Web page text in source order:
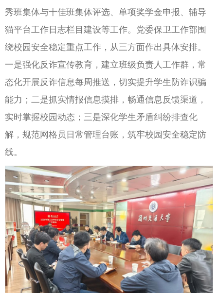
秀班集体与十佳班集体评选、单项奖学金申报、辅导
猫平台工作日志栏目建设等工作。党委保卫工作部围
绕校园安全稳定重点工作，从三方面作出具体安排。
一是强化反诈宣传教育，建立班级负责人工作群，常
态化开展反诈信息每周推送，切实提升学生防诈识骗
能力；二是抓实情报信息摸排，畅通信息反馈渠道，
实时掌握校园动态；三是深化学生矛盾纠纷排查化
解，规范网格员日常管理台账，筑牢校园安全稳定防
线。